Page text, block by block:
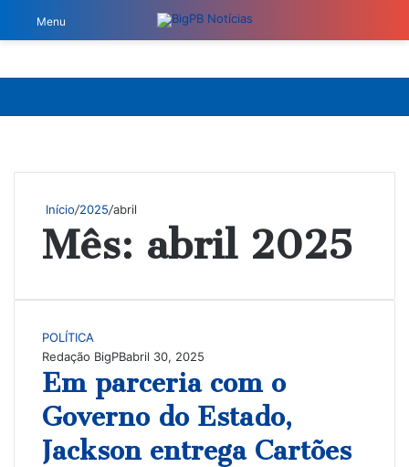
Menu
Início/2025/abril
Mês: abril 2025
POLÍTICA
Redação BigPBabril 30, 2025
Em parceria com o
Governo do Estado,
Jackson entrega Cartões